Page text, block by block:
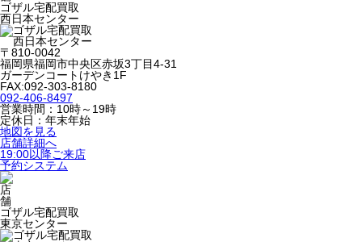
ゴザル宅配買取
西日本センター
〒810-0042
福岡県福岡市中央区赤坂3丁目4-31
ガーデンコートけやき1F
FAX:092-303-8180
092-406-8497
営業時間：10時～19時
定休日：年末年始
地図を見る
店舗詳細へ
19:00以降ご来店
予約システム
ゴザル宅配買取
東京センター